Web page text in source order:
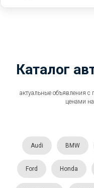
Каталог
актуальные объявления
ценами
Audi BMW
Ford Honda